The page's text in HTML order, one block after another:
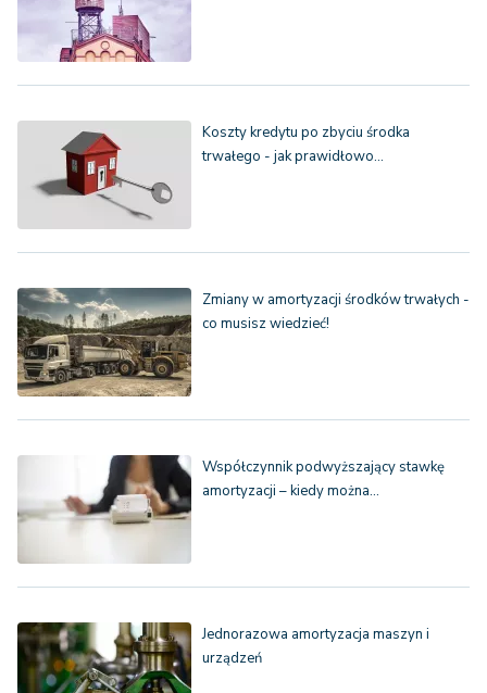
Koszty kredytu po zbyciu środka
trwałego - jak prawidłowo…
Zmiany w amortyzacji środków trwałych -
co musisz wiedzieć!
Współczynnik podwyższający stawkę
amortyzacji – kiedy można…
Jednorazowa amortyzacja maszyn i
urządzeń